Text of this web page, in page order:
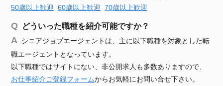
50歳以上歓迎 60歳以上歓迎 70歳以上歓迎
どういった職種を紹介可能ですか？
シニアジョブエージェントは、主に以下職種を対象とした転
職エージェントとなっています。
以下職種ではサイトにない、非公開求人も多数ありますので、
お仕事紹介ご登録フォームからお気軽にお問い合せ下さい。